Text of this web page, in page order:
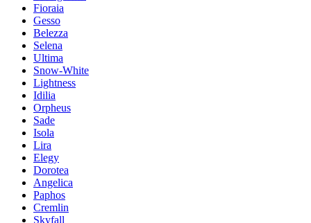
Fioraia
Gesso
Belezza
Selena
Ultima
Snow-White
Lightness
Idilia
Orpheus
Sade
Isola
Lira
Elegy
Dorotea
Angelica
Paphos
Cremlin
Skyfall